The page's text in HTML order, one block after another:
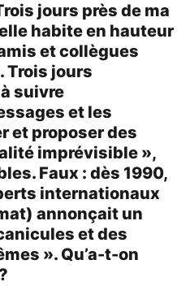
jours près de ma
habite en hauteur
et collègues
Trois jours
suivre
et les
et proposer des
imprévisible »,
Faux : dès 1990,
internationaux
annonçait un
et des
». Qu’a-t-on